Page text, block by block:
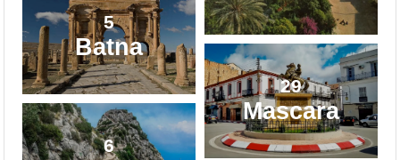
5
Batna
6
29
Mascara